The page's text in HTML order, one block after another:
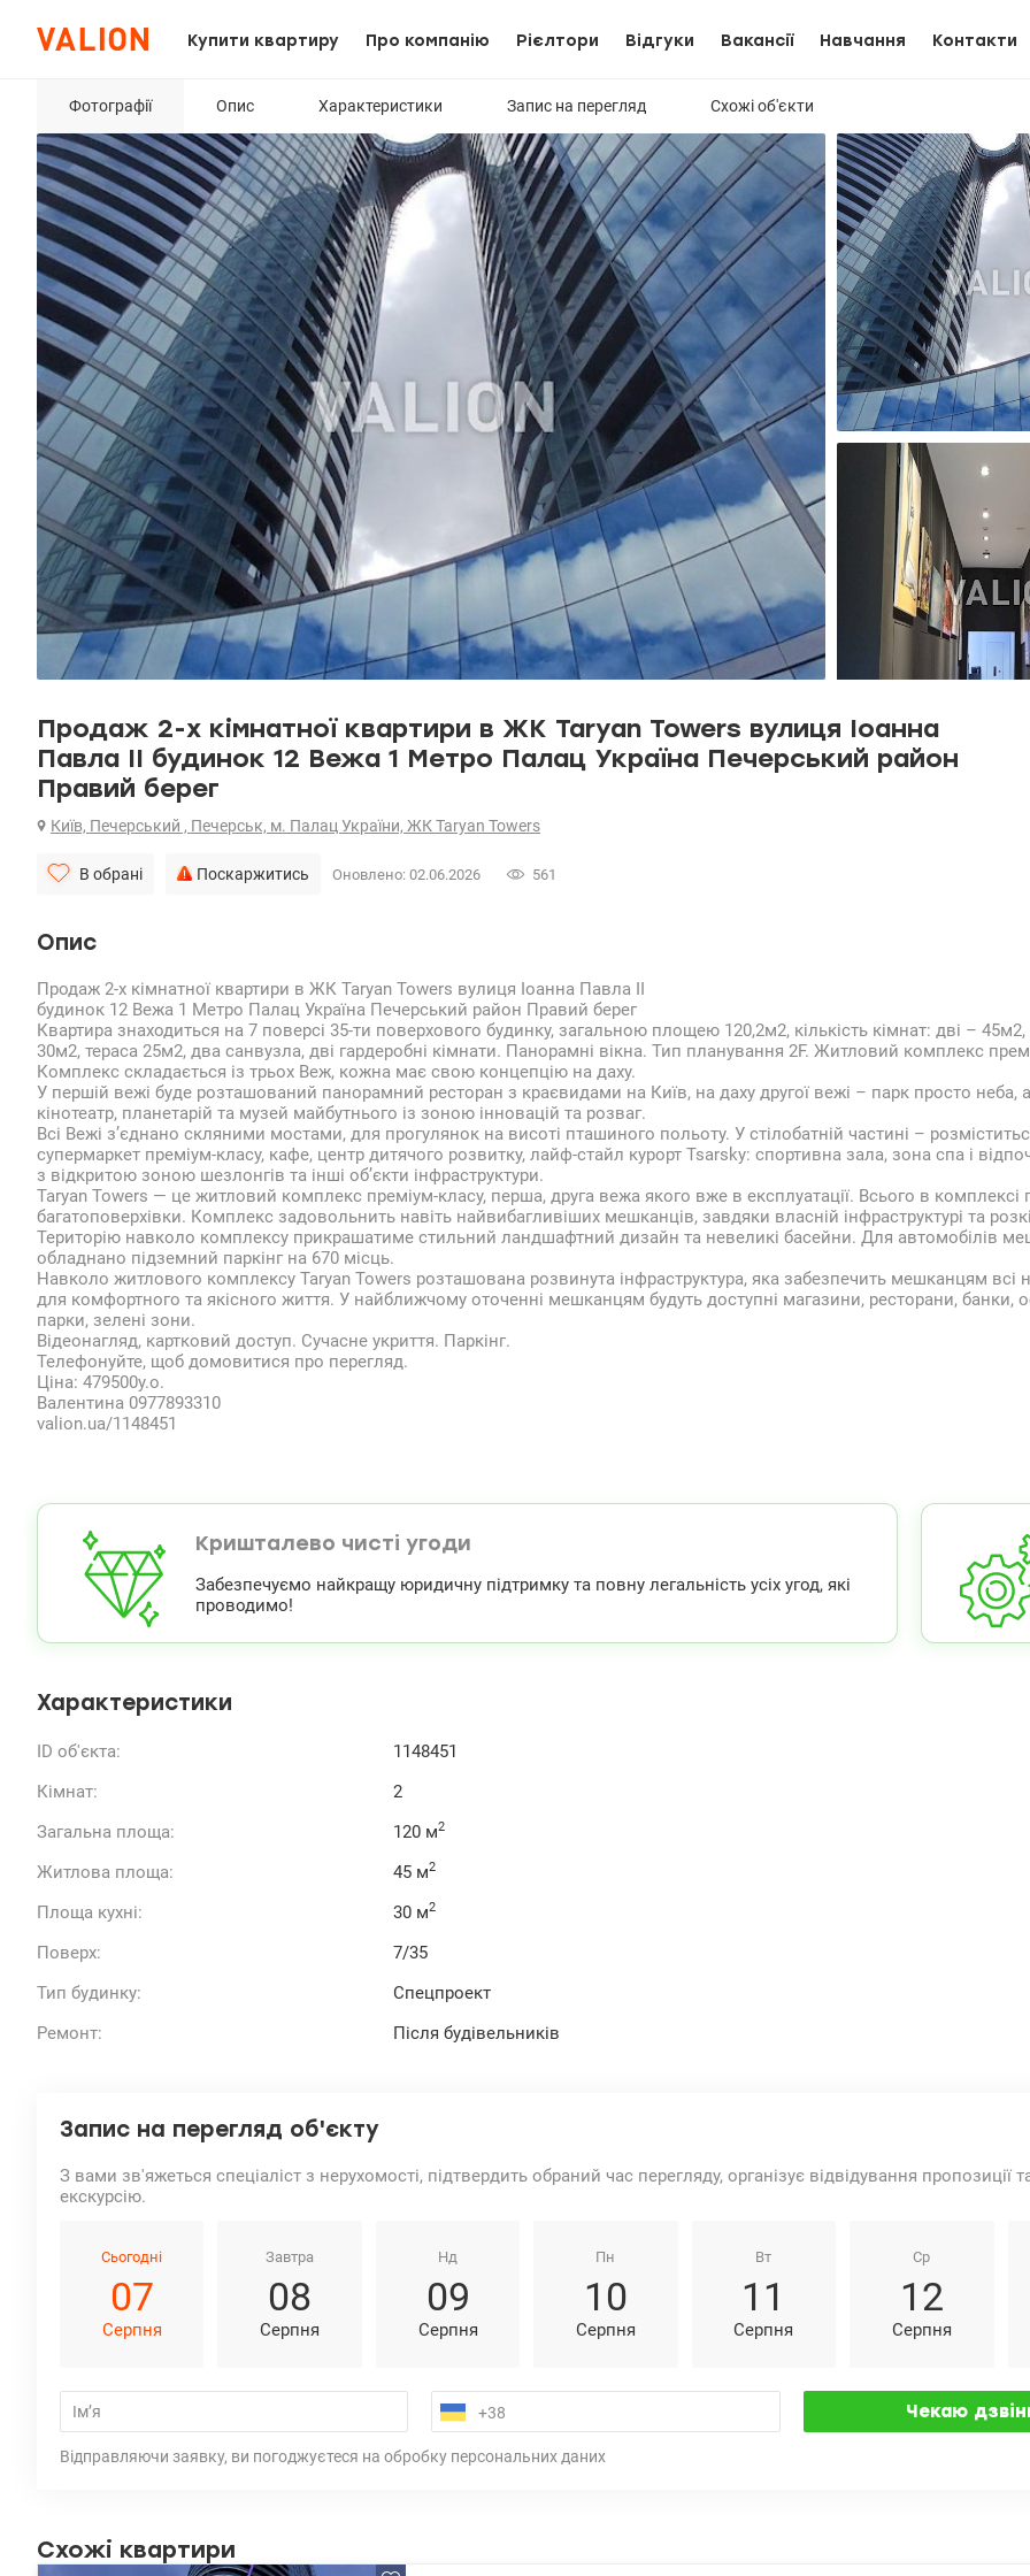
Купити квартиру Про компанію Рієлтори Відгуки Вакансії Навчання Контакти
Фотографії Опис Характеристики Запис на перегляд Схожі об'єкти
Продаж 2-х кімнатної квартири в ЖК Taryan Towers вулиця Іоанна
Павла II будинок 12 Вежа 1 Метро Палац Україна Печерський район
Правий берег
Київ, Печерський , Печерськ, м. Палац України, ЖК Taryan Towers
В обрані Поскаржитись Оновлено: 02.06.2026 561
Опис
Продаж 2-х кімнатної квартири в ЖК Taryan Towers вулиця Іоанна Павла II
будинок 12 Вежа 1 Метро Палац Україна Печерський район Правий берег
Квартира знаходиться на 7 поверсі 35-ти поверхового будинку, загальною площею 120,2м2, кількість кімнат: дві – 45м2,
30м2, тераса 25м2, два санвузла, дві гардеробні кімнати. Панорамні вікна. Тип планування 2F. Житловий комплекс
Комплекс складається із трьох Веж, кожна має свою концепцію на даху.
У першій вежі буде розташований панорамний ресторан з краєвидами на Київ, на даху другої вежі – парк просто неба, а
кінотеатр, планетарій та музей майбутнього із зоною інновацій та розваг.
Всі Вежі з’єднано скляними мостами, для прогулянок на висоті пташиного польоту. У стілобатній частині –
супермаркет преміум-класу, кафе, центр дитячого розвитку, лайф-стайл курорт Tsarsky: спортивна зала, зона спа і
з відкритою зоною шезлонгів та інші об’єкти інфраструктури.
Taryan Towers — це житловий комплекс преміум-класу, перша, друга вежа якого вже в експлуатації. Всього в комплексі
багатоповерхівки. Комплекс задовольнить навіть найвибагливіших мешканців, завдяки власній інфраструктурі та
Територію навколо комплексу прикрашатиме стильний ландшафтний дизайн та невеликі басейни. Для автомобілів
обладнано підземний паркінг на 670 місць.
Навколо житлового комплексу Taryan Towers розташована розвинута інфраструктура, яка забезпечить мешканцям всі
для комфортного та якісного життя. У найближчому оточенні мешканцям будуть доступні магазини, ресторани, банки,
парки, зелені зони.
Відеонагляд, картковий доступ. Сучасне укриття. Паркінг.
Телефонуйте, щоб домовитися про перегляд.
Ціна: 479500у.о.
Валентина 0977893310
valion.ua/1148451
Кришталево чисті угоди
Забезпечуємо найкращу юридичну підтримку та повну легальність усіх угод, які
проводимо!
Характеристики
ID об'єкта:
1148451
Кімнат:
2
Загальна площа:
120 м2
Житлова площа: 45 м2
Площа кухні: 30 м2
Поверх:
7/35
Тип будинку:
Спецпроект
Ремонт:
Після будівельників
Запис на перегляд об'єкту
З вами зв'яжеться спеціаліст з нерухомості, підтвердить обраний час перегляду, організує відвідування пропозиції
екскурсію.
Сьогодні
07
Серпня
Завтра
08
Серпня
Нд
09
Серпня
Пн
10
Серпня
Вт
11
Серпня
Ср
12
Серпня
Відправляючи заявку, ви погоджуєтеся на обробку персональних даних
Схожі квартири